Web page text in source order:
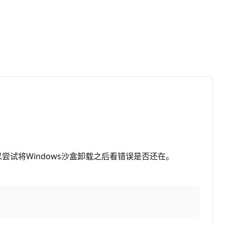
试将Windows沙盒卸载之后看错误是否还在。